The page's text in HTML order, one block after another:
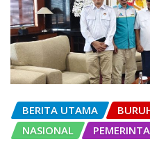
BERITA UTAMA
NASIONAL